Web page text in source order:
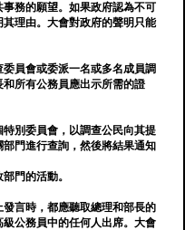
務的願望。如果政府認為不可
理由。大會對政府的聲明只能
員會或委派一名或多名成員調
所有公務員應出示所需的證
別委員會，以調查公民向其提
門進行查詢，然後將結果通知
門的活動。
言時，都應聽取總理和部長的
公務員中的任何人出席。大會